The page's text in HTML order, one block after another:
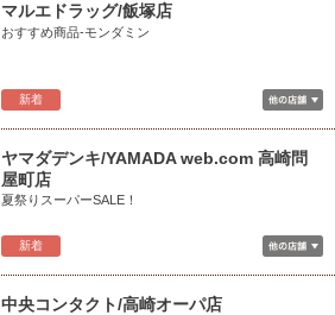
新着
マルエドラッグ/飯塚店
おすすめ商品-モンダミン
新着
ヤマダデンキ/YAMADA web.com 高崎問
屋町店
夏祭りスーパーSALE！
中央コンタクト/高崎オーパ店